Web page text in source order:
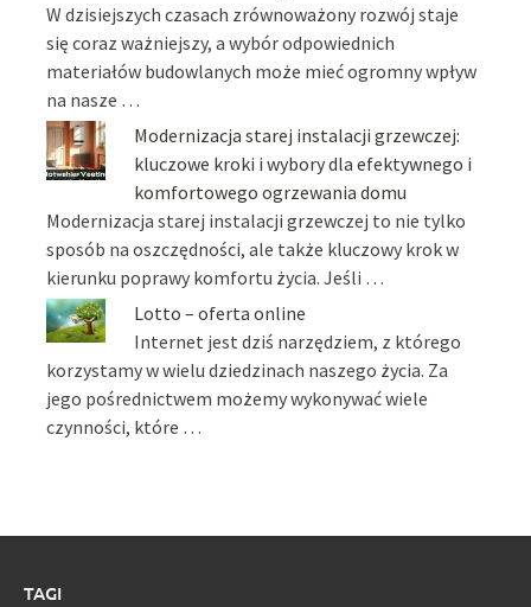
W dzisiejszych czasach zrównoważony rozwój staje
się coraz ważniejszy, a wybór odpowiednich
materiałów budowlanych może mieć ogromny wpływ
na nasze …
Modernizacja starej instalacji grzewczej:
kluczowe kroki i wybory dla efektywnego i
komfortowego ogrzewania domu
Modernizacja starej instalacji grzewczej to nie tylko
sposób na oszczędności, ale także kluczowy krok w
kierunku poprawy komfortu życia. Jeśli …
Lotto – oferta online
Internet jest dziś narzędziem, z którego
korzystamy w wielu dziedzinach naszego życia. Za
jego pośrednictwem możemy wykonywać wiele
czynności, które …
TAGI